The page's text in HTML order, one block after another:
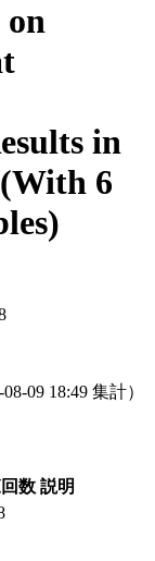
in
(With 6
08-09 18:49 集計）
数 説明